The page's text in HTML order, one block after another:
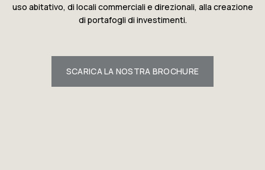
uso abitativo, di locali commerciali e direzionali, alla creazione
di portafogli di investimenti.
SCARICA LA NOSTRA BROCHURE